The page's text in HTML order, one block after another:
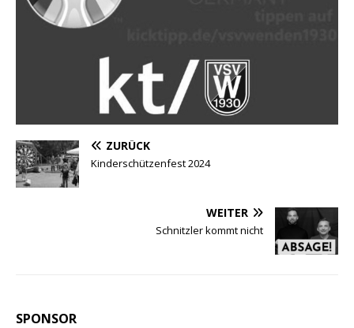
ZURÜCK
Kinderschützenfest 2024
WEITER
Schnitzler kommt nicht
SPONSOR